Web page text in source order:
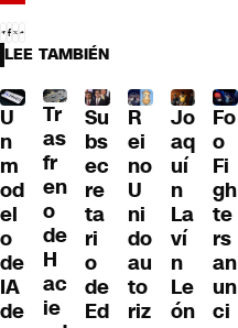
LEE TAMBIÉN
U
n
m
od
el
o
de
IA
de
Tr
as
fr
en
o
de
H
ac
ie
Su
bs
ec
re
ta
ri
o
de
Ed
R
ei
no
U
ni
do
au
to
riz
Jo
aq
uí
n
La
ví
n
Le
ón
Fo
o
Fi
gh
te
rs
an
un
ci